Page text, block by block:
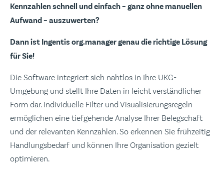
Kennzahlen schnell und einfach – ganz ohne manuellen
Aufwand – auszuwerten?
Dann ist Ingentis org.manager genau die richtige Lösung
für Sie!
Die Software integriert sich nahtlos in Ihre UKG-
Umgebung und stellt Ihre Daten in leicht verständlicher
Form dar. Individuelle Filter und Visualisierungsregeln
ermöglichen eine tiefgehende Analyse Ihrer Belegschaft
und der relevanten Kennzahlen. So erkennen Sie frühzeitig
Handlungsbedarf und können Ihre Organisation gezielt
optimieren.